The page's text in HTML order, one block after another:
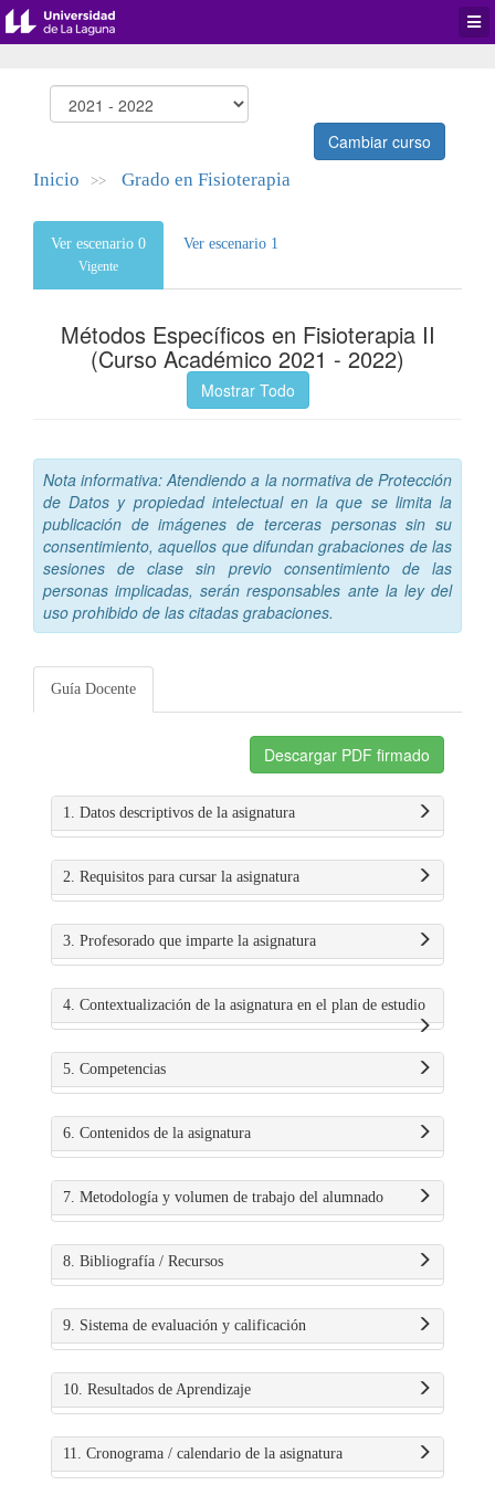
Cambiar curso
Inicio >> Grado en Fisioterapia
Ver escenario 0
Vigente
Ver escenario 1
Métodos Específicos en Fisioterapia II
(Curso Académico 2021 - 2022)
Mostrar Todo
Nota informativa: Atendiendo a la normativa de Protección
de Datos y propiedad intelectual en la que se limita la
publicación de imágenes de terceras personas sin su
consentimiento, aquellos que difundan grabaciones de las
sesiones de clase sin previo consentimiento de las
personas implicadas, serán responsables ante la ley del
uso prohibido de las citadas grabaciones.
Guía Docente
Descargar PDF firmado
1. Datos descriptivos de la asignatura
2. Requisitos para cursar la asignatura
3. Profesorado que imparte la asignatura
4. Contextualización de la asignatura en el plan de estudio
5. Competencias
6. Contenidos de la asignatura
7. Metodología y volumen de trabajo del alumnado
8. Bibliografía / Recursos
9. Sistema de evaluación y calificación
10. Resultados de Aprendizaje
11. Cronograma / calendario de la asignatura